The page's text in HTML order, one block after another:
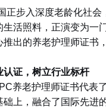
正步入深度老龄化社会
生活照料，正演变为一
推出的养老护理师证书
认证，树立行业标杆
养老护理师证书代表
础上，融合了国际先进